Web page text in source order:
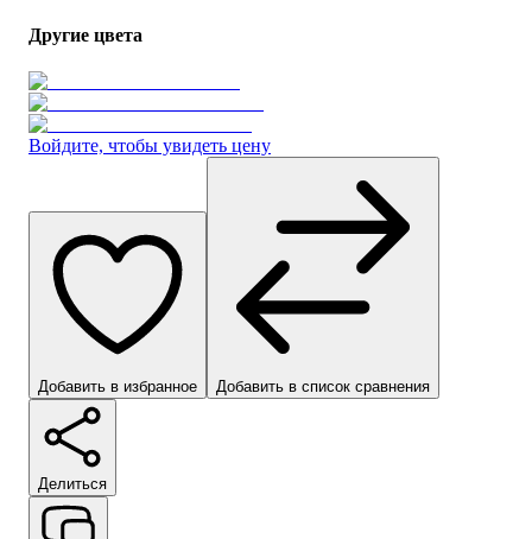
Другие цвета
Войдите, чтобы увидеть цену
Добавить в избранное Добавить в список сравнения
Делиться